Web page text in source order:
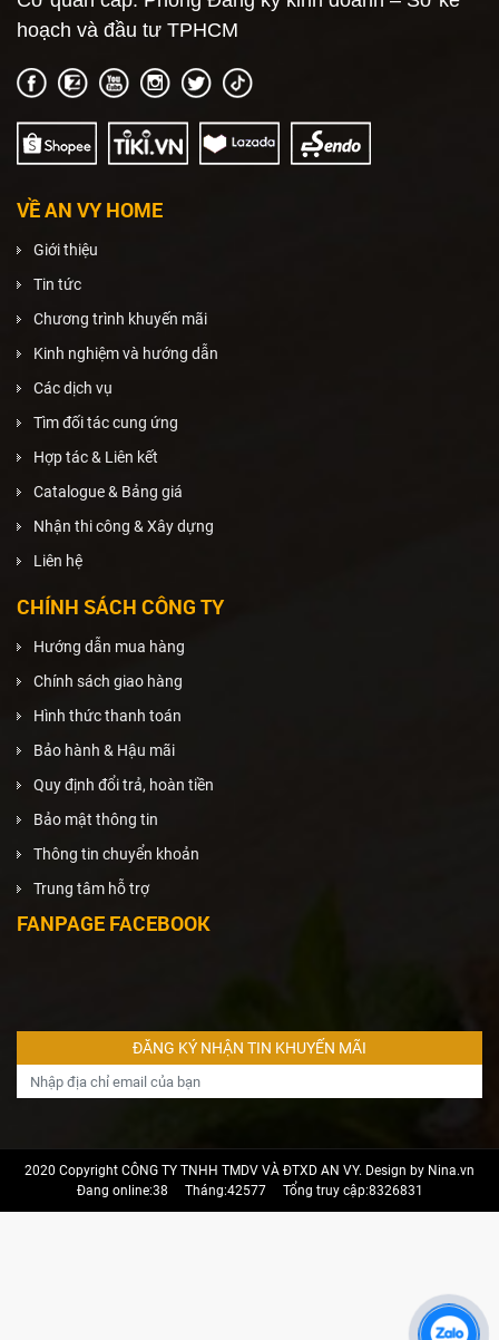
hoạch và đầu tư TPHCM
VỀ AN VY HOME
Giới thiệu
Tin tức
Chương trình khuyến mãi
Kinh nghiệm và hướng dẫn
Các dịch vụ
Tìm đối tác cung ứng
Hợp tác & Liên kết
Catalogue & Bảng giá
Nhận thi công & Xây dựng
Liên hệ
CHÍNH SÁCH CÔNG TY
Hướng dẫn mua hàng
Chính sách giao hàng
Hình thức thanh toán
Bảo hành & Hậu mãi
Quy định đổi trả, hoàn tiền
Bảo mật thông tin
Thông tin chuyển khoản
Trung tâm hỗ trợ
FANPAGE FACEBOOK
2020 Copyright CÔNG TY TNHH TMDV VÀ ĐTXD AN VY. Design by Nina.vn
Đang online:38
Tháng:42577 Tổng truy cập:8326831